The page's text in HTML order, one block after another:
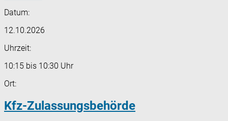
Datum:
12.10.2026
Uhrzeit:
10:15 bis 10:30 Uhr
Ort:
Kfz-Zulassungsbehörde